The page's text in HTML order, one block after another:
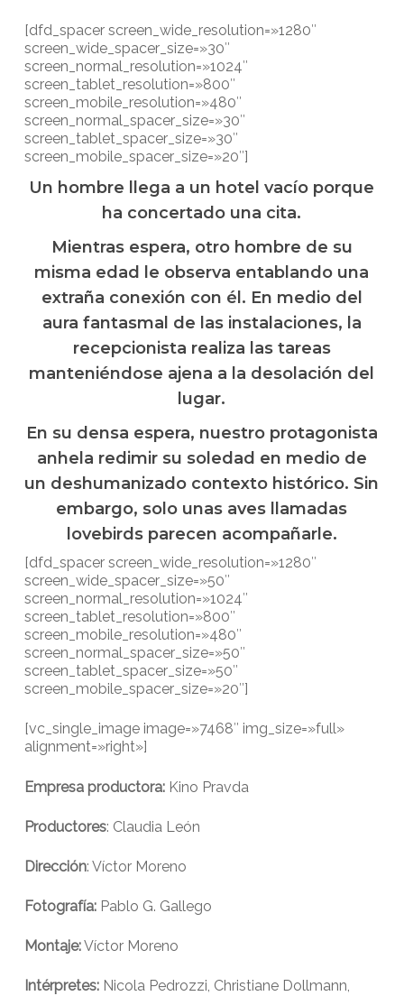
[dfd_spacer screen_wide_resolution=»1280″
screen_wide_spacer_size=»30″
screen_normal_resolution=»1024″
screen_tablet_resolution=»800″
screen_mobile_resolution=»480″
screen_normal_spacer_size=»30″
screen_tablet_spacer_size=»30″
screen_mobile_spacer_size=»20″]
Un hombre llega a un hotel vacío porque
ha concertado una cita.
Mientras espera, otro hombre de su
misma edad le observa entablando una
extraña conexión con él. En medio del
aura fantasmal de las instalaciones, la
recepcionista realiza las tareas
manteniéndose ajena a la desolación del
lugar.
En su densa espera, nuestro protagonista
anhela redimir su soledad en medio de
un deshumanizado contexto histórico. Sin
embargo, solo unas aves llamadas
lovebirds parecen acompañarle.
[dfd_spacer screen_wide_resolution=»1280″
screen_wide_spacer_size=»50″
screen_normal_resolution=»1024″
screen_tablet_resolution=»800″
screen_mobile_resolution=»480″
screen_normal_spacer_size=»50″
screen_tablet_spacer_size=»50″
screen_mobile_spacer_size=»20″]
[vc_single_image image=»7468″ img_size=»full»
alignment=»right»]
Empresa productora:Kino Pravda
Productores: Claudia León
Dirección: Víctor Moreno
Fotografía:Pablo G. Gallego
Montaje:Víctor Moreno
Intérpretes:Nicola Pedrozzi, Christiane Dollmann,